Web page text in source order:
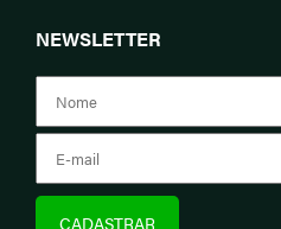
NEWSLETTER